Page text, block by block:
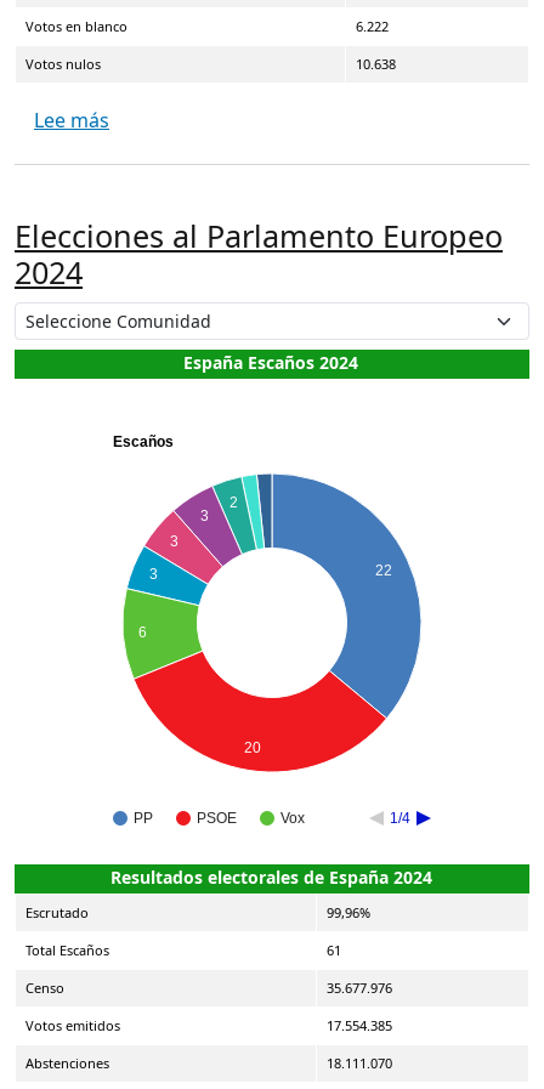
Votos en blanco 6.222
Votos nulos 10.638
Lee más
Elecciones al Parlamento Europeo
2024
España Escaños 2024
Escaños
PP PSOE Vox 1/4
22
2
3
3
3
6
20
Resultados electorales de España 2024
Escrutado 99,96%
Total Escaños 61
Censo 35.677.976
Votos emitidos 17.554.385
Abstenciones 18.111.070